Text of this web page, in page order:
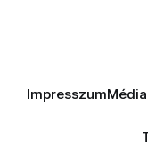
Impresszum